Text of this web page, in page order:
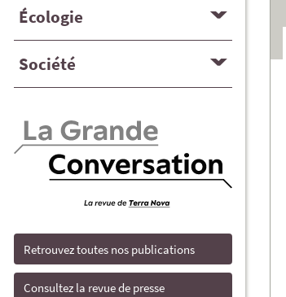
Écologie
Société
Retrouvez toutes nos publications
Consultez la revue de presse